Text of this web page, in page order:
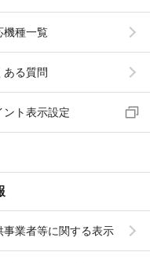
機種一覧
ある質問
ント表示設定
事業者等に関する表示